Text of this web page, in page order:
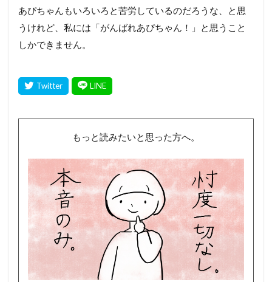
あぴちゃんもいろいろと苦労しているのだろうな、と思
うけれど、私には「がんばれあぴちゃん！」と思うこと
しかできません。
もっと読みたいと思った方へ。